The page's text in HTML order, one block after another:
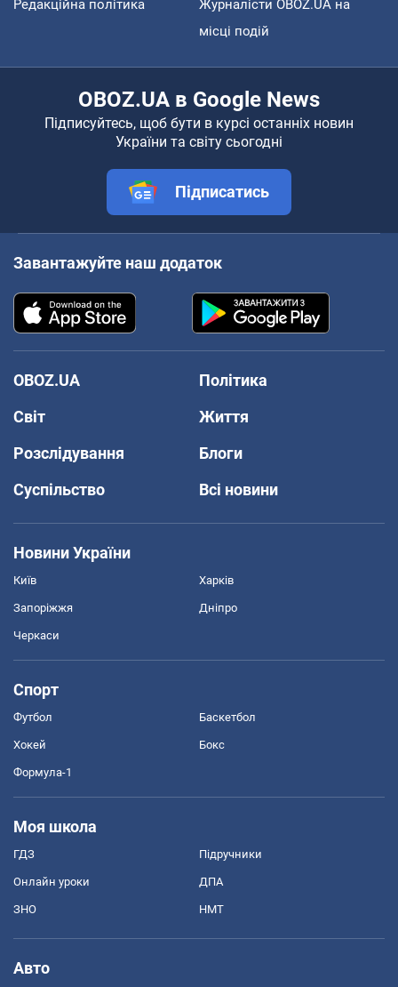
Редакційна політика
Журналісти OBOZ.UA на
місці подій
OBOZ.UA в Google News
Підписуйтесь, щоб бути в курсі останніх новин
України та світу сьогодні
Підписатись
Завантажуйте наш додаток
OBOZ.UA
Політика
Світ
Життя
Розслідування
Блоги
Суспільство
Всі новини
Новини України
Київ Харків
Запоріжжя Дніпро
Черкаси
Спорт
Футбол Баскетбол
Хокей Бокс
Формула-1
Моя школа
ГДЗ Підручники
Онлайн уроки ДПА
ЗНО НМТ
Авто